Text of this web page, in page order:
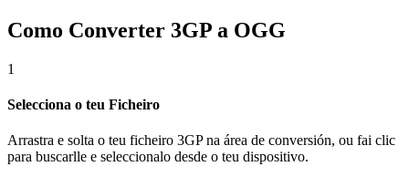
Como Converter 3GP a OGG
1
Selecciona o teu Ficheiro
Arrastra e solta o teu ficheiro 3GP na área de conversión, ou fai clic
para buscarlle e seleccionalo desde o teu dispositivo.